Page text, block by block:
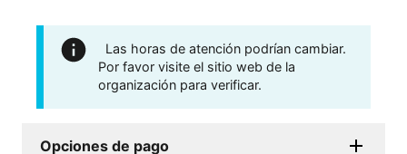
Las horas de atención podrían cambiar.
Por favor visite el sitio web de la
organización para verificar.
Opciones de pago